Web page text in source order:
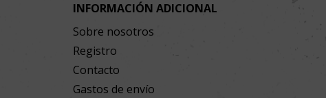
INFORMACIÓN ADICIONAL
Sobre nosotros
Registro
Contacto
Gastos de envío